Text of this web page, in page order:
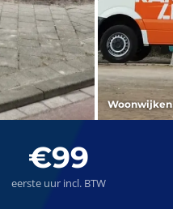
Woonwijken
€99
eerste uur incl. BTW